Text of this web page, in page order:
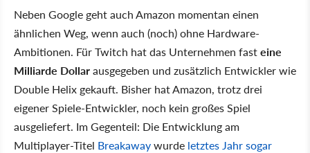
Neben Google geht auch Amazon momentan einen
ähnlichen Weg, wenn auch (noch) ohne Hardware-
Ambitionen. Für Twitch hat das Unternehmen fasteine
Milliarde Dollarausgegeben und zusätzlich Entwickler wie
Double Helix gekauft. Bisher hat Amazon, trotz drei
eigener Spiele-Entwickler, noch kein großes Spiel
ausgeliefert. Im Gegenteil: Die Entwicklung am
Multiplayer-Titel Breakawaywurde letztes Jahr sogar